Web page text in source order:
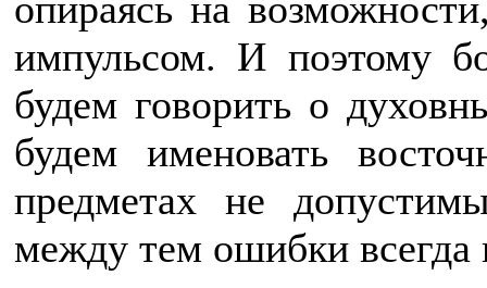
импульсом. И поэтому
будем говорить о
будем именовать
предметах не
между тем ошибки всегда